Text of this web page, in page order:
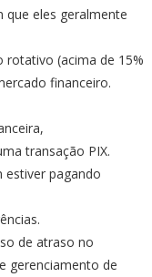
eles geralmente
(acima de 15%
financeiro.
transação PIX.
pagando
de atraso no
gerenciamento de